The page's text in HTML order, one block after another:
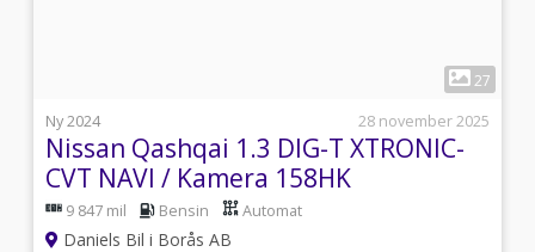
27
Ny 2024
28 november 2025
Nissan Qashqai 1.3 DIG-T XTRONIC-
CVT NAVI / Kamera 158HK
9 847 mil Bensin Automat
Daniels Bil i Borås AB